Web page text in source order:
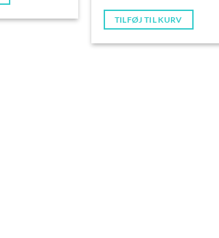
TILFØJ TIL KURV